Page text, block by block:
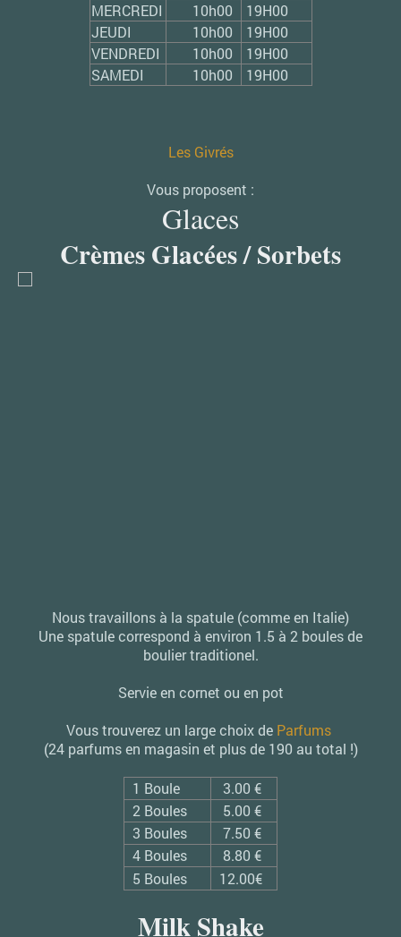
MERCREDI
10h00
19H00
JEUDI
10h00
19H00
VENDREDI
10h00
19H00
SAMEDI
10h00 19H00
Les Givrés
Vous proposent :
Glaces
Crèmes Glacées / Sorbets
Nous travaillons à la spatule (comme en Italie)
Une spatule correspond à environ 1.5 à 2 boules de
boulier traditionel.
Servie en cornet ou en pot
Vous trouverez un large choix de Parfums
(24 parfums en magasin et plus de 190 au total !)
1 Boule
3.00 €
2 Boules
5.00 €
3 Boules
7.50 €
4 Boules
8.80 €
5 Boules
12.00€
Milk Shake